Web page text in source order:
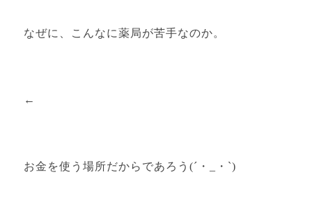
なぜに、こんなに薬局が苦手なのか。
←
お金を使う場所だからであろう(´・_・`)